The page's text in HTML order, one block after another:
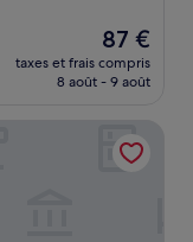
Le
nouveau
prix
de
87 €
87 €
taxes et frais compris
8 août - 9 août